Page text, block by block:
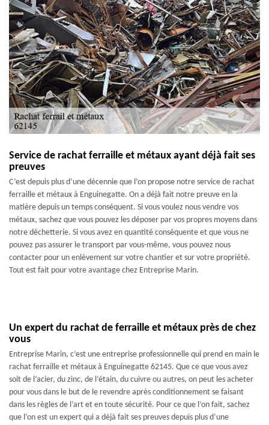
Service de rachat ferraille et métaux ayant déjà fait ses
preuves
C’est depuis plus d’une décennie que l’on propose notre service de rachat
ferraille et métaux à Enguinegatte. On a déjà fait notre preuve en la
matière depuis un temps conséquent. Si vous voulez nous vendre vos
métaux, sachez que vous pouvez les déposer par vos propres moyens dans
notre déchetterie. Si vous avez en quantité conséquente et que vous ne
pouvez pas assurer le transport par vous-même, vous pouvez nous
contacter pour un enlèvement sur votre chantier et sur votre propriété.
Tout est fait pour votre avantage chez Entreprise Marin.
Un expert du rachat de ferraille et métaux près de chez
vous
Entreprise Marin, c’est une entreprise professionnelle qui prend en main le
rachat ferraille et métaux à Enguinegatte 62145. Que ce que vous avez
soit de l’acier, du zinc, de l’étain, du cuivre ou autres, on peut les acheter
pour vous dans le but de le revendre après conditionnement se faisant
dans les règles de l’art et en toute sécurité. Pour ce que l’on fait, sachez
que l’on est un expert qui a déjà fait ses preuves depuis plus d’une